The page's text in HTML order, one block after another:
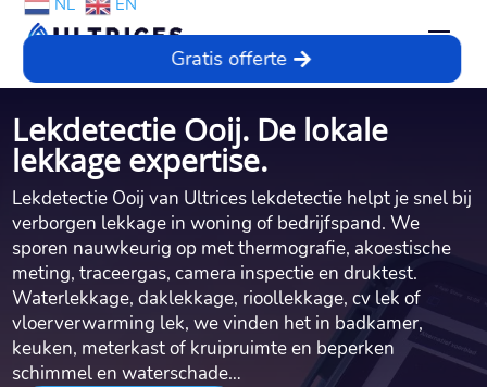
NL EN
Gratis offerte
Lekdetectie Ooij. De lokale
lekkage expertise.
Lekdetectie Ooij van Ultrices lekdetectie helpt je snel bij
verborgen lekkage in woning of bedrijfspand. We
sporen nauwkeurig op met thermografie, akoestische
meting, traceergas, camera inspectie en druktest.
Waterlekkage, daklekkage, rioollekkage, cv lek of
vloerverwarming lek, we vinden het in badkamer,
keuken, meterkast of kruipruimte en beperken
schimmel en waterschade…